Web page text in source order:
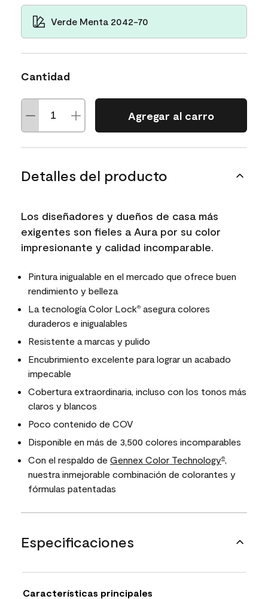
Verde Menta 2042-70
Cantidad
Agregar al carro
Detalles del producto
Los diseñadores y dueños de casa más
exigentes son fieles a Aura por su color
impresionante y calidad incomparable.
Pintura inigualable en el mercado que ofrece buen
rendimiento y belleza
La tecnología Color Lock® asegura colores
duraderos e inigualables
Resistente a marcas y pulido
Encubrimiento excelente para lograr un acabado
impecable
Cobertura extraordinaria, incluso con los tonos más
claros y blancos
Poco contenido de COV
Disponible en más de 3,500 colores incomparables
Con el respaldo de Gennex Color Technology®,
nuestra inmejorable combinación de colorantes y
fórmulas patentadas
Especificaciones
Características principales